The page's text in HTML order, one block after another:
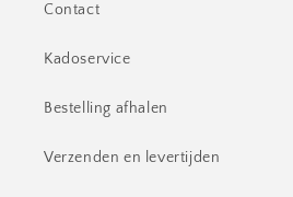
Contact
Kadoservice
Bestelling afhalen
Verzenden en levertijden